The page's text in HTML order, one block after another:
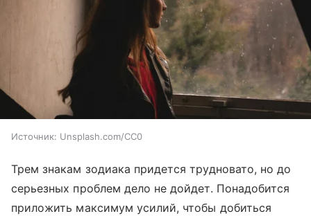
Источник: Unsplash.com/CC0
Трем знакам зодиака придется трудновато, но до
серьезных проблем дело не дойдет. Понадобится
приложить максимум усилий, чтобы добиться